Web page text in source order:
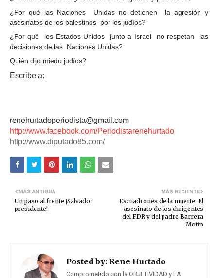
¿Por qué las Naciones Unidas no detienen la agresión y
asesinatos de los palestinos por los judíos?
¿Por qué los Estados Unidos junto a Israel no respetan las
decisiones de las Naciones Unidas?
Quién dijo miedo judíos?
Escribe a:
renehurtadoperiodista@gmail.com
http://www.facebook.com/Periodistarenehurtado
http://www.diputado85.com/
MÁS RECIENTE
Escuadrones de la muerte: El
asesinato de los dirigentes
del FDR y del padre Barrera
Motto
MÁS ANTIGUA
Un paso al frente ¡Salvador
presidente!
Posted by: Rene Hurtado
Comprometido con la OBJETIVIDAD y LA